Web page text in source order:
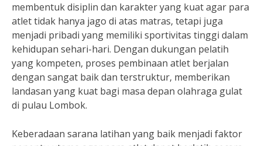
membentuk disiplin dan karakter yang kuat agar para
atlet tidak hanya jago di atas matras, tetapi juga
menjadi pribadi yang memiliki sportivitas tinggi dalam
kehidupan sehari-hari. Dengan dukungan pelatih
yang kompeten, proses pembinaan atlet berjalan
dengan sangat baik dan terstruktur, memberikan
landasan yang kuat bagi masa depan olahraga gulat
di pulau Lombok.
Keberadaan sarana latihan yang baik menjadi faktor